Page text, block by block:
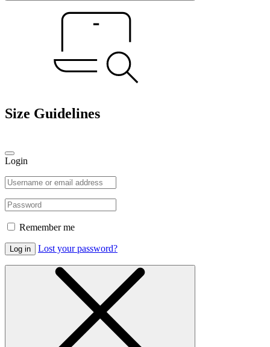
Size Guidelines
Login
Remember me
Log in Lost your password?